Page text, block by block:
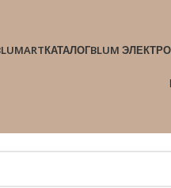
КАТАЛОГBLUM